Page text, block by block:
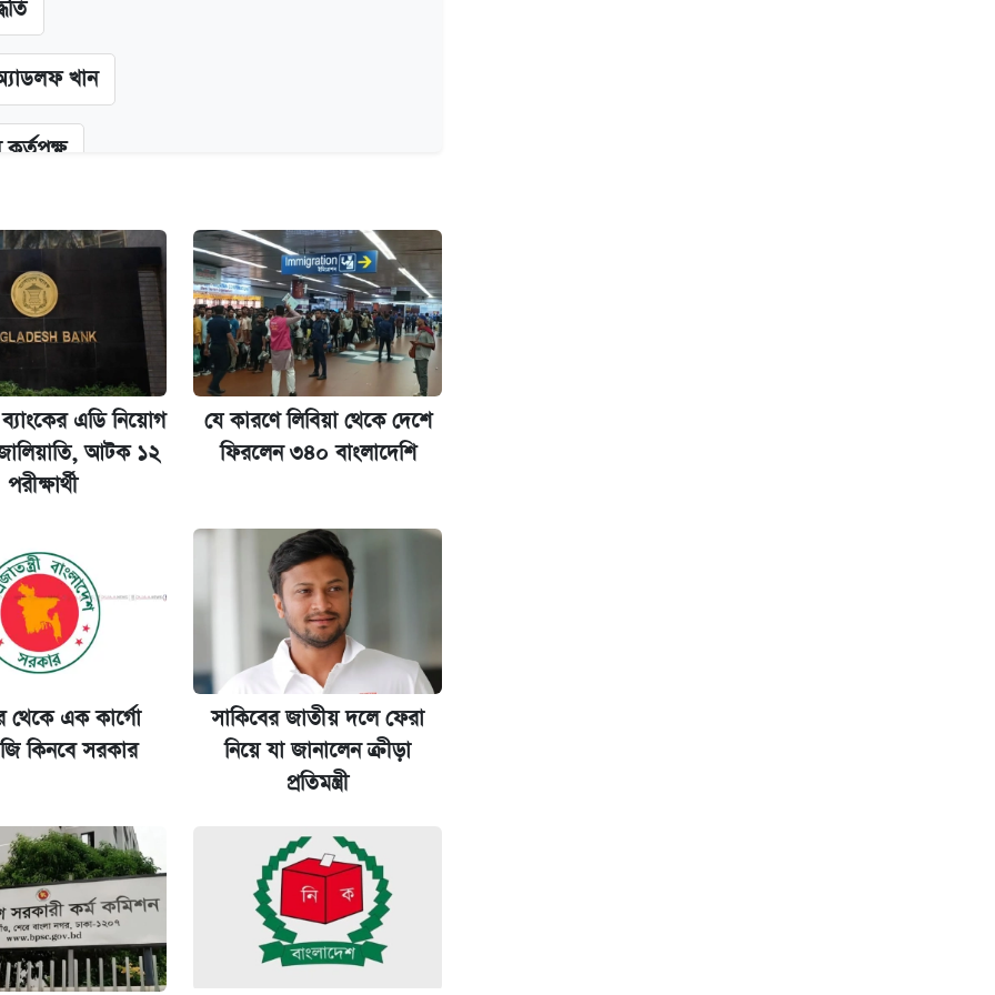
খান
দাম ও ফিচার
যা
শুরু, আবেদন ১২ আগস্ট পর্যন্ত
এডি নিয়োগ
আটক ১২
পরীক্ষার্থী
যে কারণে লিবিয়া থেকে দেশে
ফিরলেন ৩৪০ বাংলাদেশি
থেকে এক কার্গো
কিনবে সরকার
সাকিবের জাতীয় দলে ফেরা
নিয়ে যা জানালেন ক্রীড়া
প্রতিমন্ত্রী